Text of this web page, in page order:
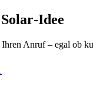
Solar‑Idee
Anruf – egal ob